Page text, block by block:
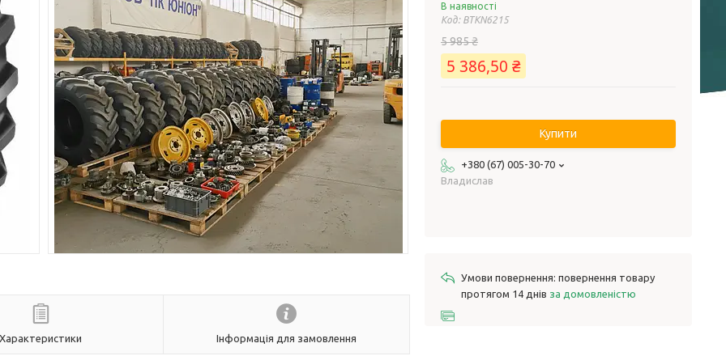
Характеристики Інформація для замовлення
В наявності
Код: BTKN6215
5 985 ₴
5 386,50 ₴
Купити
+380 (67) 005-30-70
Владислав
повернення товару
протягом 14 днів за домовленістю